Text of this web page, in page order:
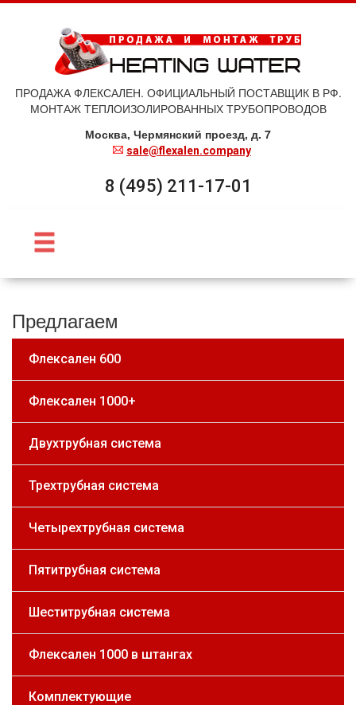
ПРОДАЖА ФЛЕКСАЛЕН. ОФИЦИАЛЬНЫЙ ПОСТАВЩИК В РФ.
МОНТАЖ ТЕПЛОИЗОЛИРОВАННЫХ ТРУБОПРОВОДОВ
Москва, Чермянский проезд, д. 7
sale@flexalen.company
8 (495) 211-17-01
Предлагаем
Флексален 600
Флексален 1000+
Двухтрубная система
Трехтрубная система
Четырехтрубная система
Пятитрубная система
Шеститрубная система
Флексален 1000 в штангах
Комплектующие